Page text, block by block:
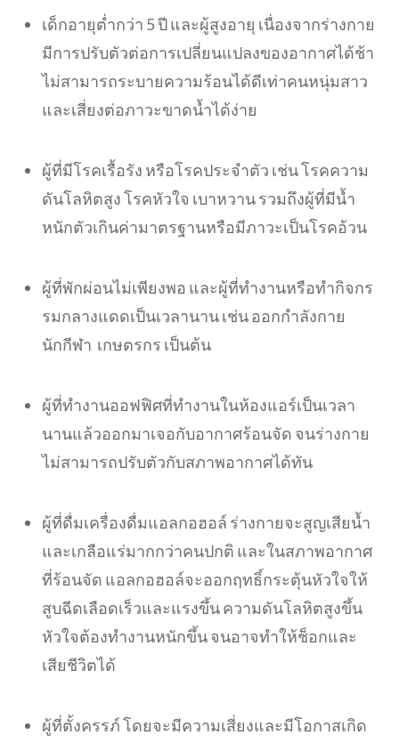
เด็กอายุต่ำกว่า 5 ปี และผู้สูงอายุ เนื่องจากร่างกาย
มีการปรับตัวต่อการเปลี่ยนแปลงของอากาศได้ช้า
ไม่สามารถระบายความร้อนได้ดีเท่าคนหนุ่มสาว
และเสี่ยงต่อภาวะขาดน้ำได้ง่าย
ผู้ที่มีโรคเรื้อรัง หรือโรคประจำตัว เช่น โรคความ
ดันโลหิตสูง โรคหัวใจ เบาหวาน รวมถึงผู้ที่มีน้ำ
หนักตัวเกินค่ามาตรฐานหรือมีภาวะเป็นโรคอ้วน
ผู้ที่พักผ่อนไม่เพียงพอ และผู้ที่ทำงานหรือทำกิจกร
รมกลางแดดเป็นเวลานาน เช่น ออกกำลังกาย
นักกีฬา เกษตรกร เป็นต้น
ผู้ที่ทำงานออฟฟิศที่ทำงานในห้องแอร์เป็นเวลา
นานแล้วออกมาเจอกับอากาศร้อนจัด จนร่างกาย
ไม่สามารถปรับตัวกับสภาพอากาศได้ทัน
ผู้ที่ดื่มเครื่องดื่มแอลกอฮอล์ ร่างกายจะสูญเสียน้ำ
และเกลือแร่มากกว่าคนปกติ และในสภาพอากาศ
ที่ร้อนจัด แอลกอฮอล์จะออกฤทธิ์กระตุ้นหัวใจให้
สูบฉีดเลือดเร็วและแรงขึ้น ความดันโลหิตสูงขึ้น
หัวใจต้องทำงานหนักขึ้น จนอาจทำให้ช็อกและ
เสียชีวิตได้
ผู้ที่ตั้งครรภ์ โดยจะมีความเสี่ยงและมีโอกาสเกิด